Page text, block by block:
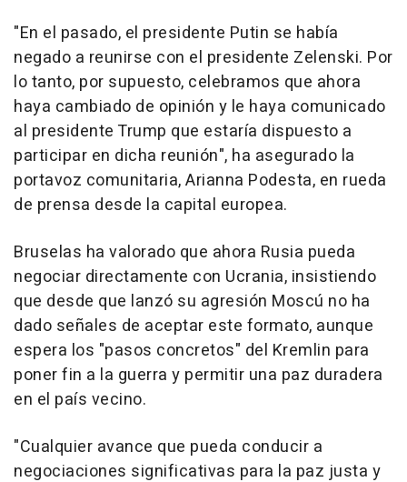
"En el pasado, el presidente Putin se había
negado a reunirse con el presidente Zelenski. Por
lo tanto, por supuesto, celebramos que ahora
haya cambiado de opinión y le haya comunicado
al presidente Trump que estaría dispuesto a
participar en dicha reunión", ha asegurado la
portavoz comunitaria, Arianna Podesta, en rueda
de prensa desde la capital europea.
Bruselas ha valorado que ahora Rusia pueda
negociar directamente con Ucrania, insistiendo
que desde que lanzó su agresión Moscú no ha
dado señales de aceptar este formato, aunque
espera los "pasos concretos" del Kremlin para
poner fin a la guerra y permitir una paz duradera
en el país vecino.
"Cualquier avance que pueda conducir a
negociaciones significativas para la paz justa y